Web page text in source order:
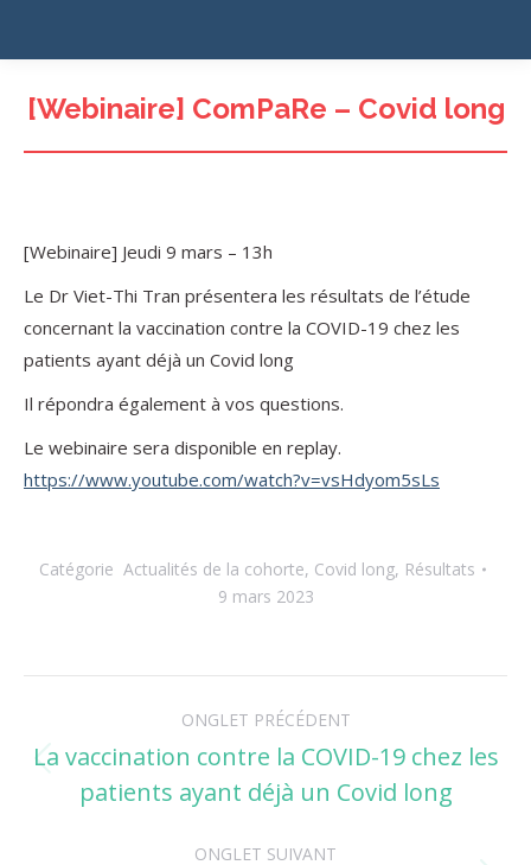
[Webinaire] ComPaRe – Covid long
[Webinaire] Jeudi 9 mars – 13h
Le Dr Viet-Thi Tran présentera les résultats de l’étude
concernant la vaccination contre la COVID-19 chez les
patients ayant déjà un Covid long
Il répondra également à vos questions.
Le webinaire sera disponible en replay.
https://www.youtube.com/watch?v=vsHdyom5sLs
Catégorie Actualités de la cohorte, Covid long, Résultats
9 mars 2023
de
commentaire
ONGLET PRÉCÉDENT
Onglet
précédent
La vaccination contre la COVID-19 chez les
patients ayant déjà un Covid long
ONGLET SUIVANT